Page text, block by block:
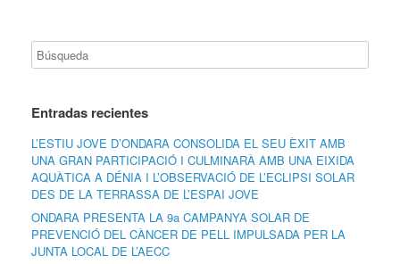
Entradas recientes
L’ESTIU JOVE D’ONDARA CONSOLIDA EL SEU ÈXIT AMB
UNA GRAN PARTICIPACIÓ I CULMINARÀ AMB UNA EIXIDA
AQUÀTICA A DÉNIA I L’OBSERVACIÓ DE L’ECLIPSI SOLAR
DES DE LA TERRASSA DE L’ESPAI JOVE
ONDARA PRESENTA LA 9a CAMPANYA SOLAR DE
PREVENCIÓ DEL CÀNCER DE PELL IMPULSADA PER LA
JUNTA LOCAL DE L’AECC